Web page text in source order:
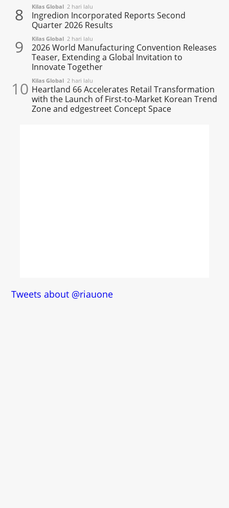
8 Kilas Global 2 hari lalu
Ingredion Incorporated Reports Second
Quarter 2026 Results
9 Kilas Global 2 hari lalu
2026 World Manufacturing Convention Releases
Teaser, Extending a Global Invitation to
Innovate Together
10 Kilas Global 2 hari lalu
Heartland 66 Accelerates Retail Transformation
with the Launch of First-to-Market Korean Trend
Zone and edgestreet Concept Space
Tweets about @riauone